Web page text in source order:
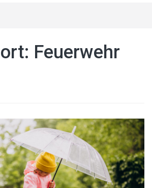
Feuerwehr